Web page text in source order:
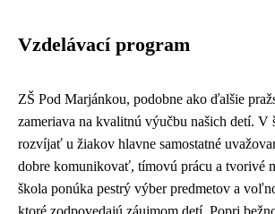
Vzdelávací program
ZŠ Pod Marjánkou, podobne ako ďalšie
zameriava na kvalitnú výučbu našich detí. V
rozvíjať u žiakov hlavne samostatné
dobre komunikovať, tímovú prácu a tvorivé
škola ponúka pestrý výber predmetov a